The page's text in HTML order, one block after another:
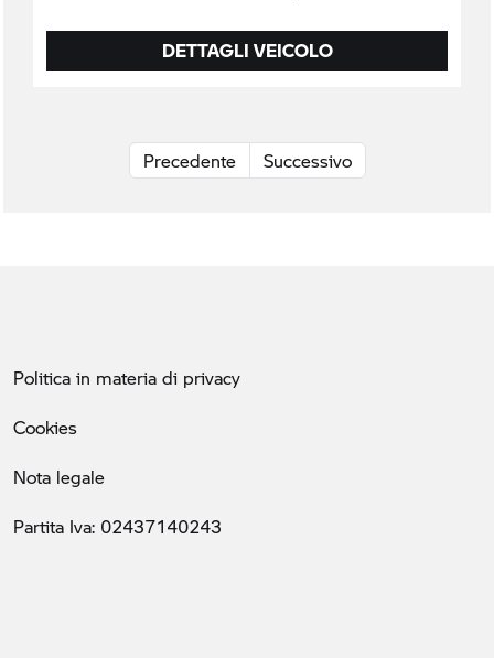
DETTAGLI VEICOLO
Precedente Successivo
Politica in materia di privacy
Cookies
Nota legale
Partita Iva: 02437140243